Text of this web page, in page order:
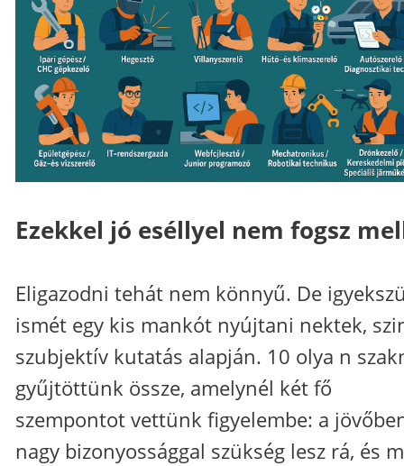
Ezekkel jó eséllyel nem fogsz
Eligazodni tehát nem könnyű. De
ismét egy kis mankót nyújtani nektek,
szubjektív kutatás alapján. 10 olya n
gyűjtöttünk össze, amelynél két fő
szempontot vettünk figyelembe: a
nagy bizonyossággal szükség lesz rá, és